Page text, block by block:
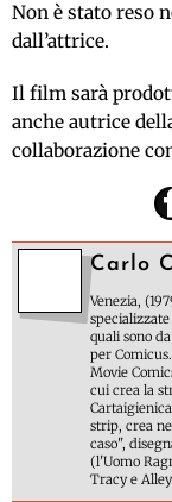
Non è stato reso
dall’attrice.
Il film sarà
anche autrice
collaborazione
Carlo
Venezia,
quali sono
per
Movie
cui crea la
strip, crea
caso",
(l'Uomo
Tracy e